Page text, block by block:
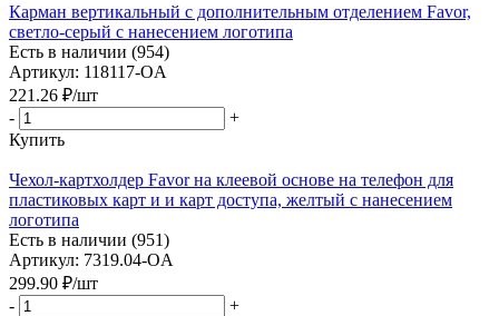
Карман вертикальный с дополнительным отделением Favor,
светло-серый с нанесением логотипа
Есть в наличии (954)
Артикул: 118117-OA
221.26 ₽/шт
-
+
Купить
Чехол-картхолдер Favor на клеевой основе на телефон для
пластиковых карт и и карт доступа, желтый с нанесением
логотипа
Есть в наличии (951)
Артикул: 7319.04-OA
299.90 ₽/шт
-
+